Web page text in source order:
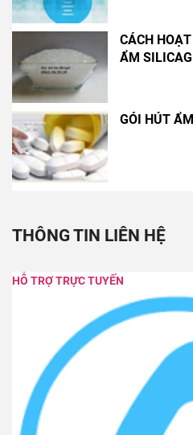
CÁCH
ẨM
GÓI HÚT
THÔNG TIN LIÊN HỆ
HỖ TRỢ TRỰC TUYẾN